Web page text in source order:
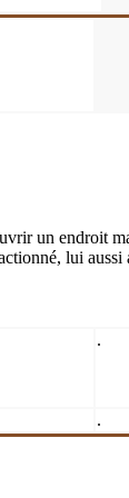
un endroit
lui aussi
.
.